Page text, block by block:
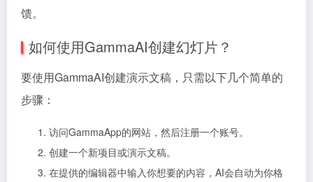
馈。
如何使用GammaAI创建幻灯片？
要使用GammaAI创建演示文稿，只需以下几个简单的
步骤：
访问GammaApp的网站，然后注册一个账号。
创建一个新项目或演示文稿。
在提供的编辑器中输入你想要的内容，AI会自动为你格